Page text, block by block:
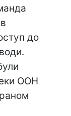
до
ООН